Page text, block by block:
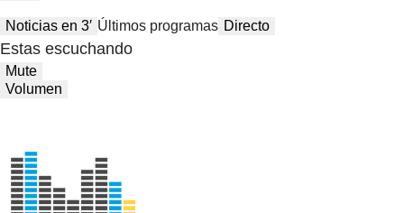
Noticias en 3′ Últimos programas Directo
Estas escuchando
Mute
Volumen